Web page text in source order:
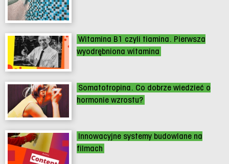
Witamina B1 czyli tiamina. Pierwsza
wyodrębniona witamina
Somatotropina. Co dobrze wiedzieć o
hormonie wzrostu?
Innowacyjne systemy budowlane na
filmach